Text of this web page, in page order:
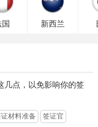
新西兰
几点，以免影响你的签
材料准备 签证官